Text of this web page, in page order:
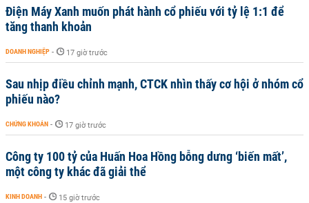
Điện Máy Xanh muốn phát hành cổ phiếu với tỷ lệ 1:1 để
tăng thanh khoản
DOANH NGHIỆP - 17 giờ trước
Sau nhịp điều chỉnh mạnh, CTCK nhìn thấy cơ hội ở nhóm cổ
phiếu nào?
CHỨNG KHOÁN - 17 giờ trước
Công ty 100 tỷ của Huấn Hoa Hồng bỗng dưng ‘biến mất’,
một công ty khác đã giải thể
KINH DOANH - 15 giờ trước